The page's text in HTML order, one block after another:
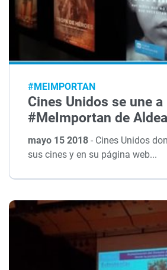
#MEIMPORTAN
Cines Unidos se une
#MeImportan de
mayo 15 2018- Cines Unidos
sus cines y en su página web...